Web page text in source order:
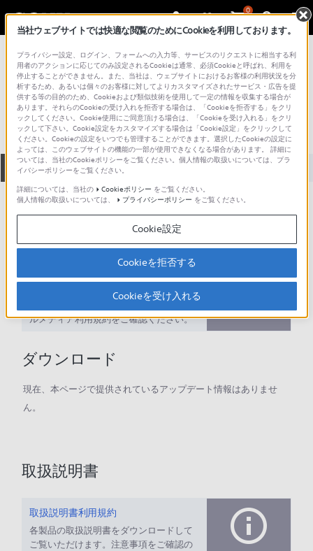
0
総合サポート・お問い合わせ その他のポータブルミュージックプレーヤー
WM-FX808
全て ダウンロード 取扱説明書 Q&A
サポート動画をご利用の際にはソーシャ
ルメディア利用規約をご確認ください。
ダウンロード
現在、本ページで提供されているアップデート情報はありませ
ん。
取扱説明書
取扱説明書利用規約
各製品の取扱説明書をダウンロードして
ご覧いただけます。注意事項をご確認の
当社ウェブサイトでは快適な閲覧のためにCookieを利用しております。
プライバシー設定、ログイン、フォームへの入力等、サービスのリクエストに相当する利
用者のアクションに応じてのみ設定されるCookieは通常、必須Cookieと呼ばれ、利用を
停止することができません。また、当社は、ウェブサイトにおけるお客様の利用状況を分
析するため、あるいは個々のお客様に対してよりカスタマイズされたサービス・広告を提
供する等の目的のため、Cookieおよび類似技術を使用して一定の情報を収集する場合が
あります。それらのCookieの受け入れを拒否する場合は、「Cookieを拒否する」をクリ
ックしてください。Cookie使用にご同意頂ける場合は、「Cookieを受け入れる」をクリ
ックして下さい。Cookie設定をカスタマイズする場合は「Cookie設定」をクリックして
ください。Cookieの設定をいつでも管理することができます。選択したCookieの設定に
よっては、このウェブサイトの機能の一部が使用できなくなる場合があります。 詳細に
ついては、当社のCookieポリシーをご覧ください。個人情報の取扱いについては、プラ
イバシーポリシーをご覧ください。
詳細については、当社の
Cookieポリシー をご覧ください。
個人情報の取扱いについては、
プライバシーポリシー をご覧ください。
Cookie設定
Cookieを拒否する
Cookieを受け入れる